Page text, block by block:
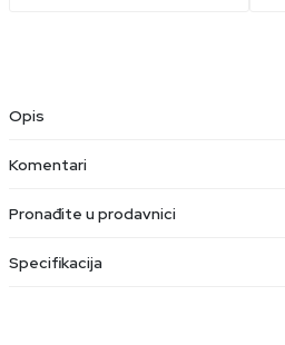
Opis
Komentari
Pronađite u prodavnici
Specifikacija